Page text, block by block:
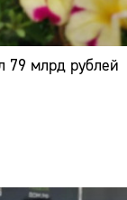
79 млрд рублей